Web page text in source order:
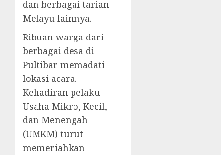
dan berbagai tarian
Melayu lainnya.
Ribuan warga dari
berbagai desa di
Pultibar memadati
lokasi acara.
Kehadiran pelaku
Usaha Mikro, Kecil,
dan Menengah
(UMKM) turut
memeriahkan